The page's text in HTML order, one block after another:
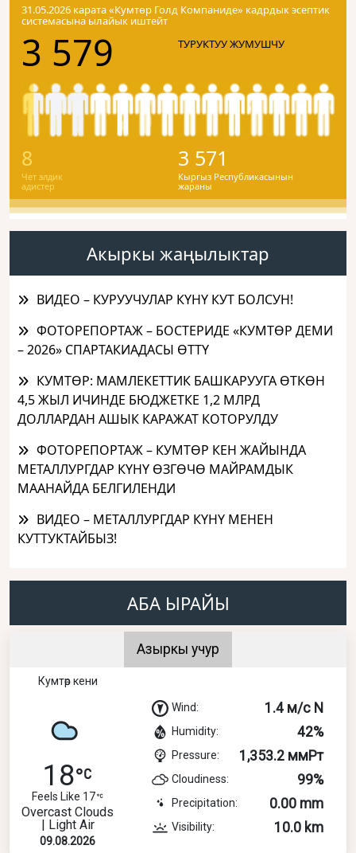
31.05.2026 карата «Кумтɵр Голд Компаниде» кадрдык эсептик
системасына ылайык иштейт
3 579 ТУРУКТУУ ЖУМУШЧУ
8
Чет элдик
адистер
3 571
Кыргыз Республикасынын
жараны
Акыркы жаңылыктар
ВИДЕО – КУРУУЧУЛАР КҮНҮ КУТ БОЛСУН!
ФОТОРЕПОРТАЖ – БОСТЕРИДЕ «КУМТӨР ДЕМИ
– 2026» СПАРТАКИАДАСЫ ӨТТҮ
КУМТӨР: МАМЛЕКЕТТИК БАШКАРУУГА ӨТКӨН
4,5 ЖЫЛ ИЧИНДЕ БЮДЖЕТКЕ 1,2 МЛРД
ДОЛЛАРДАН АШЫК КАРАЖАТ КОТОРУЛДУ
ФОТОРЕПОРТАЖ – КУМТӨР КЕН ЖАЙЫНДА
МЕТАЛЛУРГДАР КҮНҮ ӨЗГӨЧӨ МАЙРАМДЫК
МААНАЙДА БЕЛГИЛЕНДИ
ВИДЕО – МЕТАЛЛУРГДАР КҮНҮ МЕНЕН
КУТТУКТАЙБЫЗ!
АБА ЫРАЙЫ
Азыркы учур
Кумтөр кени
18
Feels Like 17
Overcast Clouds
| Light Air
09.08.2026
Wind: 1.4 м/с N
Humidity: 42%
Pressure: 1,353.2 ммРт
Cloudiness: 99%
Precipitation: 0.00 mm
Visibility: 10.0 km